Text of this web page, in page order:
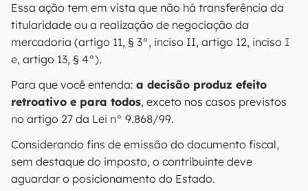
Essa ação tem em vista que não há transferência da
titularidade ou a realização de negociação da
mercadoria (artigo 11, § 3°, inciso II, artigo 12, inciso I
e, artigo 13, § 4°).
Para que você entenda: a decisão produz efeito
retroativo e para todos, exceto nos casos previstos
no artigo 27 da Lei n° 9.868/99.
Considerando fins de emissão do documento fiscal,
sem destaque do imposto, o contribuinte deve
aguardar o posicionamento do Estado.